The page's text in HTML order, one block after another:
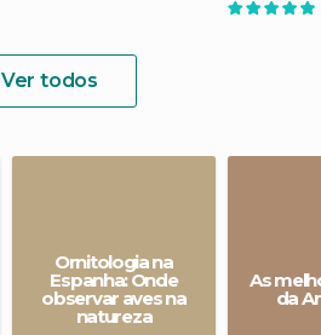
Ver todos
Ornitologia na
Espanha: Onde
observar aves na
natureza
As
da